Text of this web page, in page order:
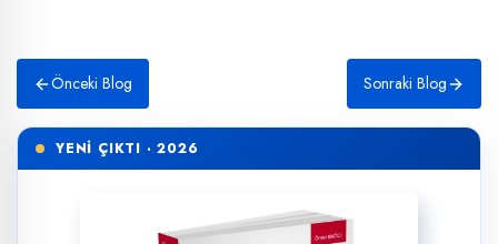
Önceki Blog Sonraki Blog
YENİ ÇIKTI · 2026